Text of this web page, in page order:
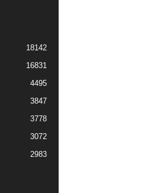
18142
16831
4495
3847
3778
3072
2983